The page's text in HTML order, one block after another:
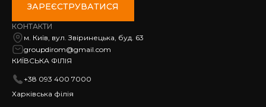
ЗАРЕЄСТРУВАТИСЯ
КОНТАКТИ
м. Київ, вул. Звіринецька, буд. 63
groupdirom@gmail.com
КИЇВСЬКА ФІЛІЯ
+38 093 400 7000
Харківська філія